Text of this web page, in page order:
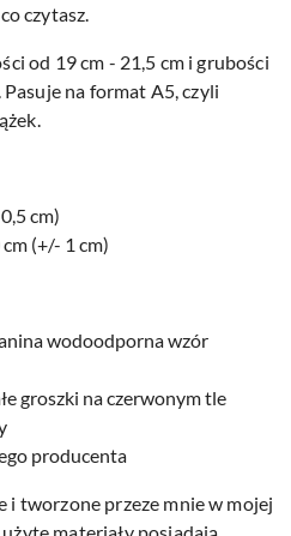
czytasz.
od 19 cm - 21,5 cm i grubości
na format A5, czyli
cm)
(+/- 1 cm)
wodoodporna wzór
groszki na czerwonym tle
producenta
i tworzone przeze mnie w mojej